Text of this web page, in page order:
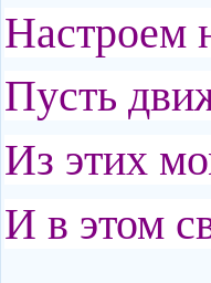
Настроем
Пусть
Из этих
И в этом